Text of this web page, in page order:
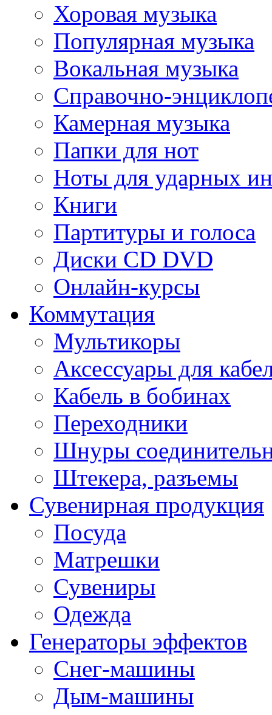
Хоровая музыка
Популярная музыка
Вокальная музыка
Справочно-
Камерная музыка
Папки для нот
Ноты для ударных
Книги
Партитуры и голоса
Диски CD DVD
Онлайн-курсы
Коммутация
Мультикоры
Аксессуары для
Кабель в бобинах
Переходники
Шнуры
Штекера, разъемы
Сувенирная продукция
Посуда
Матрешки
Сувениры
Одежда
Генераторы эффектов
Снег-машины
Дым-машины